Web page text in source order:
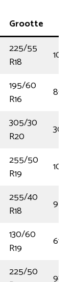
Grootte
225/55
R18
102V
195/60
R16
89V
305/30
R20
305/
255/50
R19
107Y
255/40
R18
95Y
130/60
R19
61H
225/50
98H